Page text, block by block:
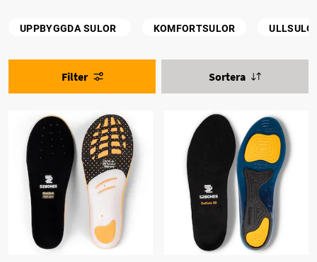
UPPBYGGDA SULOR KOMFORTSULOR
Filter Sortera